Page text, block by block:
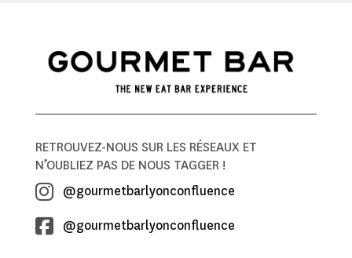
RETROUVEZ-NOUS SUR LES RÉSEAUX ET
N’OUBLIEZ PAS DE NOUS TAGGER !
@gourmetbarlyonconfluence
@gourmetbarlyonconfluence